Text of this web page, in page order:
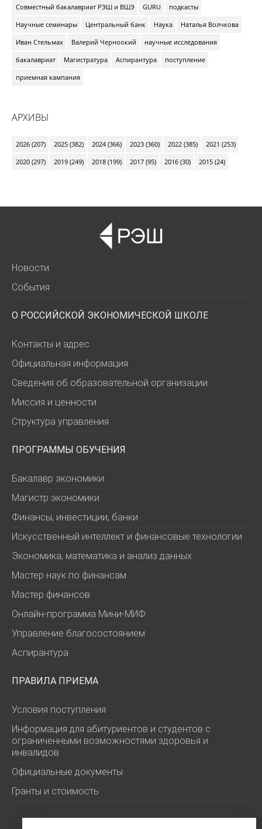
Совместный бакалавриат РЭШ и ВШЭ
GURU
подкасты
Научные семинары
Центральный банк Наука
Наталья Волчкова
Иван Стельмах
Валерий Черноокий
научные исследования
бакалавриат
Магистратура Аспирантура
поступление
приемная кампания
АРХИВЫ
2026 (207) 2025 (382) 2024 (366) 2023 (360) 2022 (385)
2021 (253)
2020 (297)
2019 (249) 2018 (199) 2017 (95) 2016 (30) 2015 (24)
Новости
События
О РОССИЙСКОЙ ЭКОНОМИЧЕСКОЙ ШКОЛЕ
Контакты и адрес
Официальная информация
Сведения об образовательной организации
Миссия и ценности
Структура управления
ПРОГРАММЫ ОБУЧЕНИЯ
Бакалавр экономики
Магистр экономики
Финансы, инвестиции, банки
Искусственный интеллект и финансовые технологии
Экономика, математика и анализ данных
Мастер наук по финансам
Мастер финансов
Онлайн-программа Мини-МИФ
Управление благосостоянием
Аспирантура
ПРАВИЛА ПРИЕМА
Условия поступления
Информация для абитуриентов и студентов с
ограниченными возможностями здоровья и
инвалидов
Официальные документы
Гранты и стоимость